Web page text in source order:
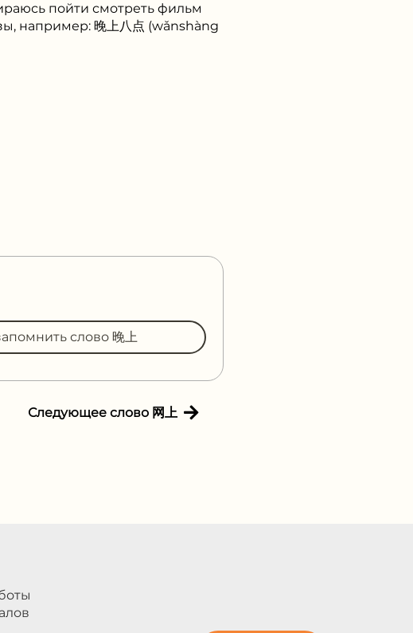
пойти смотреть фильм
например: 晚上八点 (wǎnshàng
слово 晚上
Следующее слово 网上